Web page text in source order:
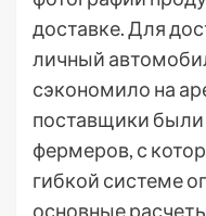
доставке. Для
личный
сэкономило на
поставщики
фермеров, с
гибкой системе
основные